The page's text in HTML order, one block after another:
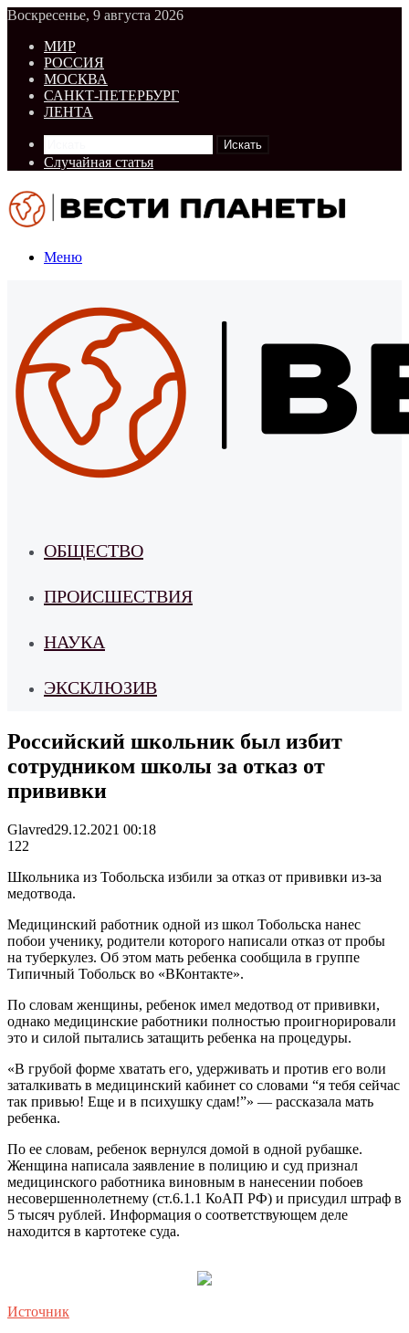
Воскресенье, 9 августа 2026
МИР
РОССИЯ
МОСКВА
САНКТ-ПЕТЕРБУРГ
ЛЕНТА
Искать
Случайная статья
Меню
ОБЩЕСТВО
ПРОИСШЕСТВИЯ
НАУКА
ЭКСКЛЮЗИВ
Российский школьник был избит
сотрудником школы за отказ от
прививки
Glavred29.12.2021 00:18
122
Школьника из Тобольска избили за отказ от прививки из-за
медотвода.
Медицинский работник одной из школ Тобольска нанес
побои ученику, родители которого написали отказ от пробы
на туберкулез. Об этом мать ребенка сообщила в группе
Типичный Тобольск во «ВКонтакте».
По словам женщины, ребенок имел медотвод от прививки,
однако медицинские работники полностью проигнорировали
это и силой пытались затащить ребенка на процедуры.
«В грубой форме хватать его, удерживать и против его воли
заталкивать в медицинский кабинет со словами “я тебя сейчас
так привью! Еще и в психушку сдам!”» — рассказала мать
ребенка.
По ее словам, ребенок вернулся домой в одной рубашке.
Женщина написала заявление в полицию и суд признал
медицинского работника виновным в нанесении побоев
несовершеннолетнему (ст.6.1.1 КоАП РФ) и присудил штраф в
5 тысяч рублей. Информация о соответствующем деле
находится в картотеке суда.
Источник